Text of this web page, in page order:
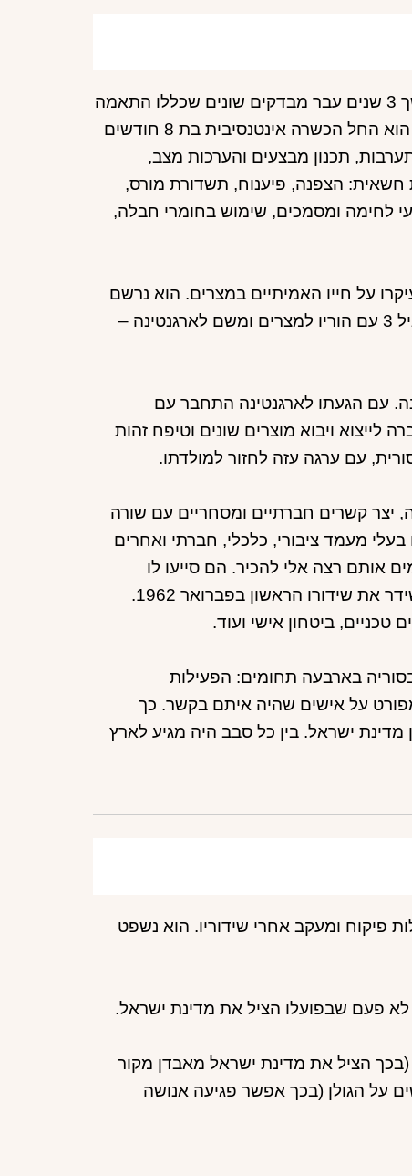
אלי גוייס ליחידת המודיעין 188 בשנת 1960 וזאת לאחר שבמשך 3 שנים עבר מבדקים שונים שכללו התאמה
פיזית, נפשית - מנטלית, רמת אינטליגנציה ומהימנות ביטחונית. הוא החל הכשרה אינטנסיבית בת 8 חודשים
תכנון מבצעים והערכות מצב,
חשאית: הצפנה, פיענוח, תשדורת מורס,
לחימה ומסמכים, שימוש בחומרי חבלה,
על חייו האמיתיים במצרים. הוא נרשם
בתיעוד הארגנטינאי כמי שנולד בבירות להורים לבנונים ועבר בגיל 3 עם הוריו למצרים ומשם לארגנטינה –
עם הגעתו לארגנטינה התחבר עם
ויבוא מוצרים שונים וטיפח זהות
עם ערגה עזה לחזור למולדתו.
והיה בה במשך חצי שנה, יצר קשרים חברתיים ומסחריים עם שורה
מעמד ציבורי, כלכלי, חברתי ואחרים
אותם רצה אלי להכיר. הם סייעו לו
בהכרת דמשק. הוא התבסס בדירה מול מטה המטכ"ל הסורי, ושידר את שידורו הראשון בפברואר 1962.
בארבעה תחומים: הפעילות
על אישים שהיה איתם בקשר. כך
מדינת ישראל. בין כל סבב היה מגיע לארץ
בשנת 1965 כתוצאה מפעילות פיקוח ומעקב אחרי שידוריו. הוא נשפט
פעם שבפועלו הציל את מדינת ישראל.
(בכך הציל את מדינת ישראל מאבדן מקור
על הגולן (בכך אפשר פגיעה אנושה